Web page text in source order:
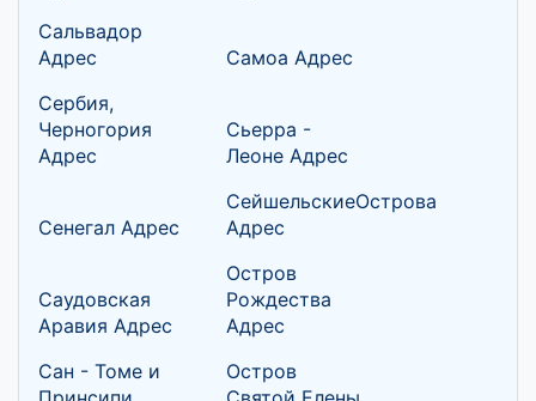
Сальвадор
Адрес
Самоа Адрес
Сербия,
Черногория
Адрес
Сьерра -
Леоне Адрес
Сенегал Адрес
СейшельскиеОстрова
Адрес
Саудовская
Аравия Адрес
Остров
Рождества
Адрес
Сан - Томе и
Остров